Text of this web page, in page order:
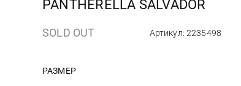
СОЗДАТЬ УЧЕТНУЮ ЗАПИСЬ
PANTHERELLA SALVADOR
SOLD OUT Артикул: 2235498
РАЗМЕР